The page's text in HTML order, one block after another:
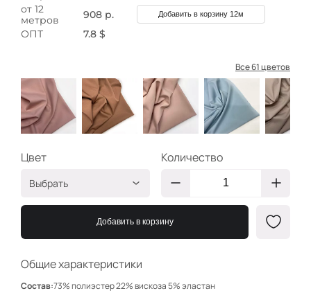
Общие характеристики
Состав:73% полиэстер 22% вискоза 5% эластан
от 12
метров
908 р. Добавить в корзину 12м
ОПТ 7.8 $
Все 61 цветов
Цвет
Выбрать
Сиреневато-
ЗГ006
Голубой
ЗГ023
Количество
Добавить в корзину